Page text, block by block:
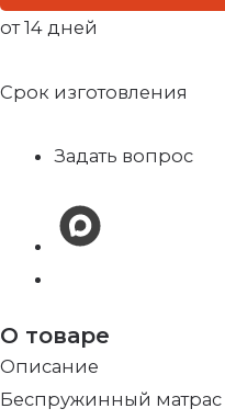
от 14 дней
Срок изготовления
Задать вопрос
О товаре
Описание
Беспружинный матрас